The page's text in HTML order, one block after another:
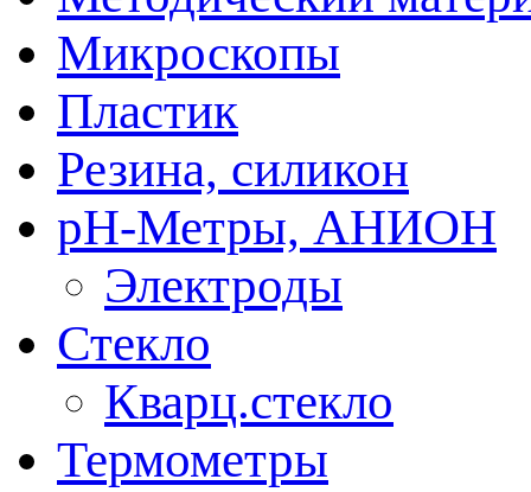
Микроскопы
Пластик
Резина, силикон
рН-Метры, АНИОН
Электроды
Стекло
Кварц.стекло
Термометры